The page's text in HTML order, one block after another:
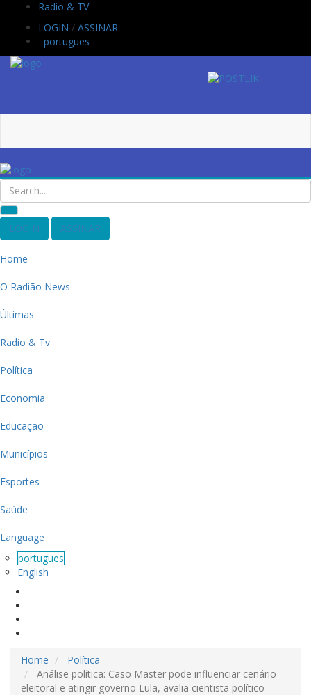
Radio & TV
LOGIN / ASSINAR
portugues
LOGIN ASSINAR
Home
O Radião News
Últimas
Radio & Tv
Política
Economia
Educação
Municípios
Esportes
Saúde
Language
portugues
English
Home
Política
Análise política: Caso Master pode influenciar cenário
eleitoral e atingir governo Lula, avalia cientista político